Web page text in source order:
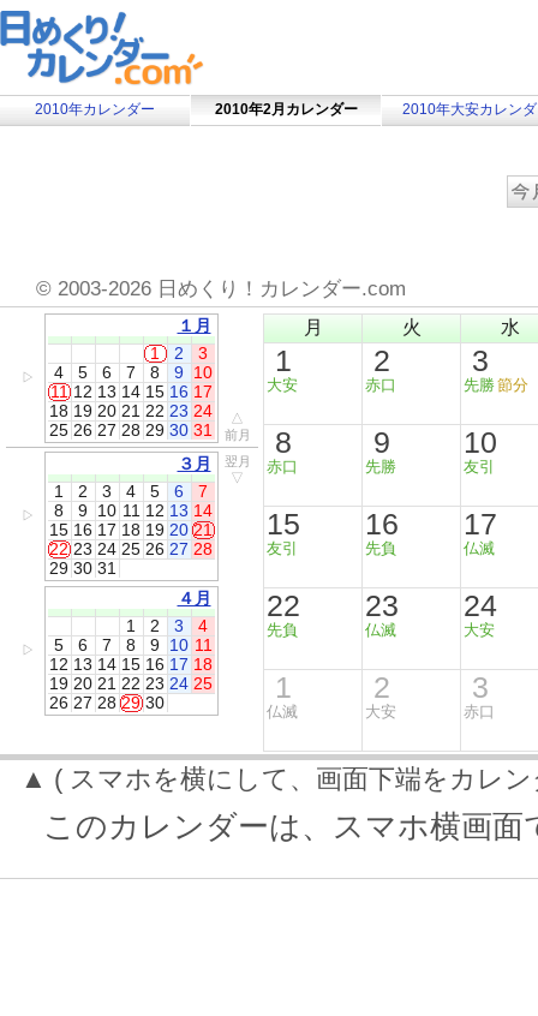
2010年カレンダー 2010年2月カレンダー 2010年大安カレン
© 2003-2026 日めくり！カレンダー.com
▷
１月
1
2
3
4
5 6 7 8 9
10
11 12 13 14 15 16 17
18 19 20 21 22 23 24
25 26 27 28 29 30 31
△
前月
▷
３月
1
2 3 4 5 6
7
8
9 10 11 12 13 14
15 16 17 18 19 20 21
22 23 24 25 26 27 28
29 30 31
翌月
▽
▷
４月
1
2 3
4
5
6 7 8 9 10 11
12 13 14 15 16 17 18
19 20 21 22 23 24 25
26 27 28 29 30
月 火 水
1
大安
2
赤口
3
先勝節分
8
赤口
9
先勝
10
友引
15
友引
16
先負
17
仏滅
22
先負
23
仏滅
24
大安
1
仏滅
2
大安
3
赤口
▲ ( スマホを横にして、画面下端をカレ
このカレンダーは、スマホ横画面